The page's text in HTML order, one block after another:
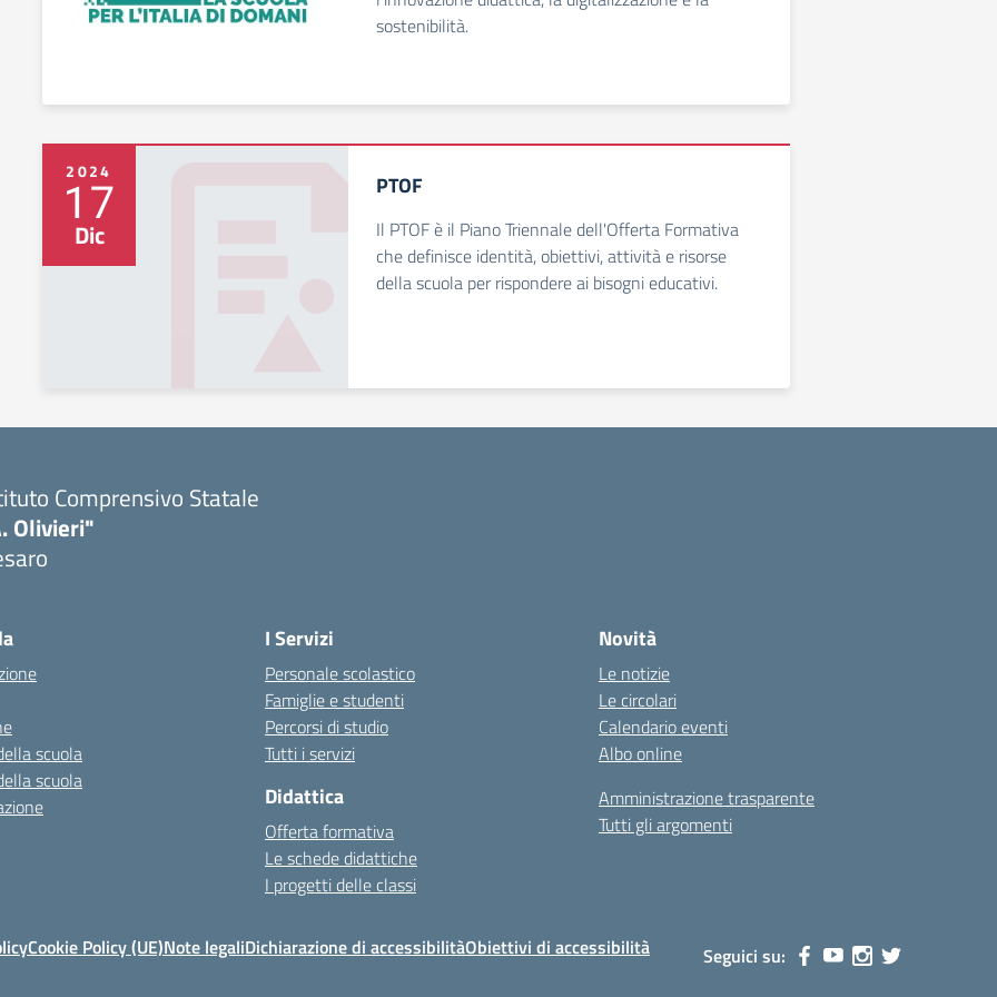
sostenibilità.
2024
17
Dic
PTOF
Il PTOF è il Piano Triennale dell'Offerta Formativa
che definisce identità, obiettivi, attività e risorse
della scuola per rispondere ai bisogni educativi.
Comprensivo Statale
Olivieri"
scuola
scuola
I Servizi
Personale scolastico
Famiglie e studenti
Percorsi di studio
Tutti i servizi
Didattica
Offerta formativa
Le schede didattiche
I progetti delle classi
Novità
Le notizie
Le circolari
Calendario eventi
Albo online
Amministrazione trasparente
Tutti gli argomenti
Cookie Policy (UE)Note legaliDichiarazione di accessibilitàObiettivi di accessibilità Seguici su: